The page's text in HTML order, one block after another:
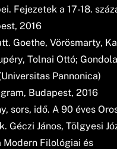
Fejezetek a 17-18.
2016
Goethe, Vörösmarty,
Tolnai Ottó;
Pannonica)
Budapest, 2016
sors, idő. A 90 éves
Géczi János, Tölgyesi
Modern Filológiai és